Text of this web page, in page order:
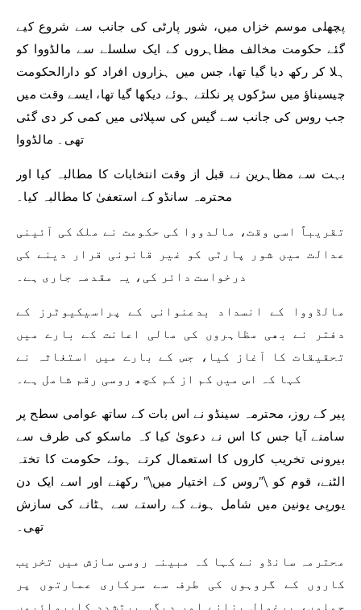
پچھلی موسم خزاں میں، شور پارٹی کی جانب سے شروع کیے
گئے حکومت مخالف مظاہروں کے ایک سلسلے سے مالڈووا کو
ہلا کر رکھ دیا گیا تھا، جس میں ہزاروں افراد کو دارالحکومت
چیسیناؤ میں سڑکوں پر نکلتے ہوئے دیکھا گیا تھا، ایسے وقت میں
جب روس کی جانب سے گیس کی سپلائی میں کمی کر دی گئی
تھی۔ مالڈووا
بہت سے مظاہرین نے قبل از وقت انتخابات کا مطالبہ کیا اور
محترمہ سانڈو کے استعفیٰ کا مطالبہ کیا۔
تقریباً اسی وقت، مالدووا کی حکومت نے ملک کی آئینی
عدالت میں شور پارٹی کو غیر قانونی قرار دینے کی
درخواست دائر کی، یہ مقدمہ جاری ہے۔
مالڈووا کے انسداد بدعنوانی کے پراسیکیوٹرز کے
دفتر نے بھی مظاہروں کی مالی اعانت کے بارے میں
تحقیقات کا آغاز کیا، جس کے بارے میں استغاثہ نے
کہا کہ اس میں کم از کم کچھ روسی رقم شامل ہے۔
پیر کے روز، محترمہ سینڈو نے اس بات کے ساتھ عوامی سطح پر
سامنے آیا جس کا اس نے دعویٰ کیا کہ ماسکو کی طرف سے
بیرونی تخریب کاروں کا استعمال کرتے ہوئے حکومت کا تختہ
الٹنے، قوم کو \”روس کے اختیار میں\” رکھنے اور اسے ایک دن
یورپی یونین میں شامل ہونے کے راستے سے ہٹانے کی سازش
تھی۔
محترمہ سانڈو نے کہا کہ مبینہ روسی سازش میں تخریب
کاروں کے گروہوں کی طرف سے سرکاری عمارتوں پر
حملوں، یرغمال بنانے اور دیگر پرتشدد کارروائیوں